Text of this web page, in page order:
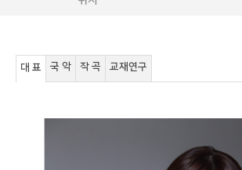
대 표 국 악 작 곡 교재연구